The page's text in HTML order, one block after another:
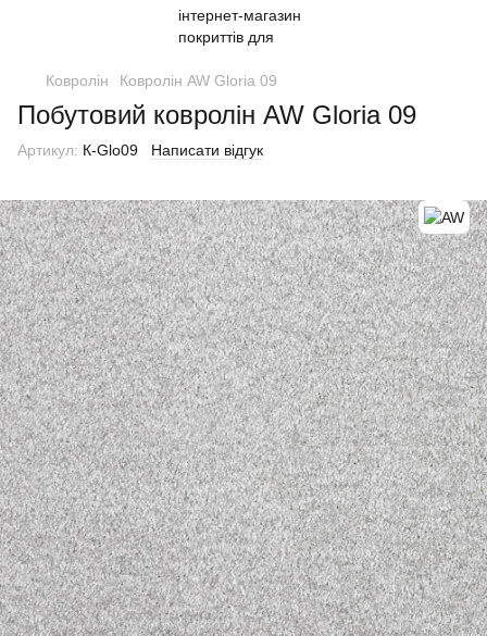
Ковролін Ковролін AW Gloria 09
Побутовий ковролін AW Gloria 09
Артикул: К-Glo09 Написати відгук